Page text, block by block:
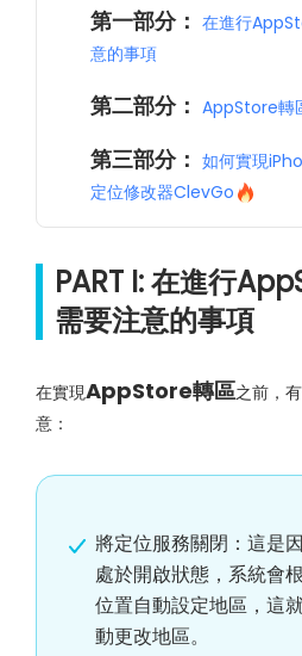
第一部分： 在進行
意的事項
第二部分： AppStore轉
第三部分： 如何實現
定位修改器ClevGo
PART I: 在進行
需要注意的事項
在實現AppStore轉區之前，
意：
將定位服務關閉：這是
處於開啟狀態，系統會
位置自動設定地區，這
動更改地區。